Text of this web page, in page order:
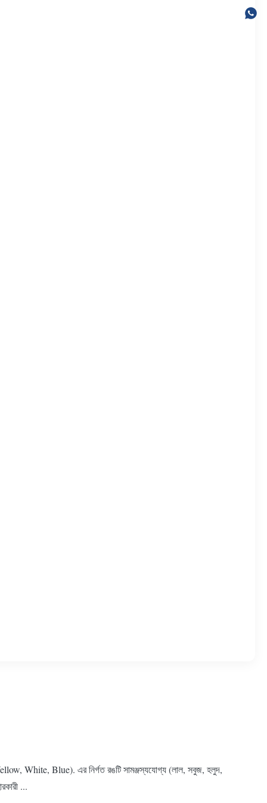
White, Blue). এর নির্গত রঙটি সামঞ্জস্যযোগ্য (লাল, সবুজ, হলুদ,
...